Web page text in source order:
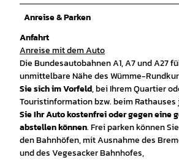
Anreise & Parken
Anfahrt
Anreise mit dem Auto
Die Bundesautobahnen A1, A7 und A27
unmittelbare Nähe des Wümme-
Sie sich im Vorfeld, bei Ihrem Quartier
Touristinformation bzw. beim Rathauses
Sie Ihr Auto kostenfrei oder gegen eine
abstellen können. Frei parken können
den Bahnhöfen, mit Ausnahme des
und des Vegesacker Bahnhofes,